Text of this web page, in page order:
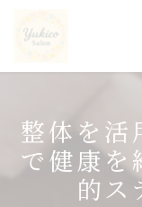
整体を活
で健康を
的ス